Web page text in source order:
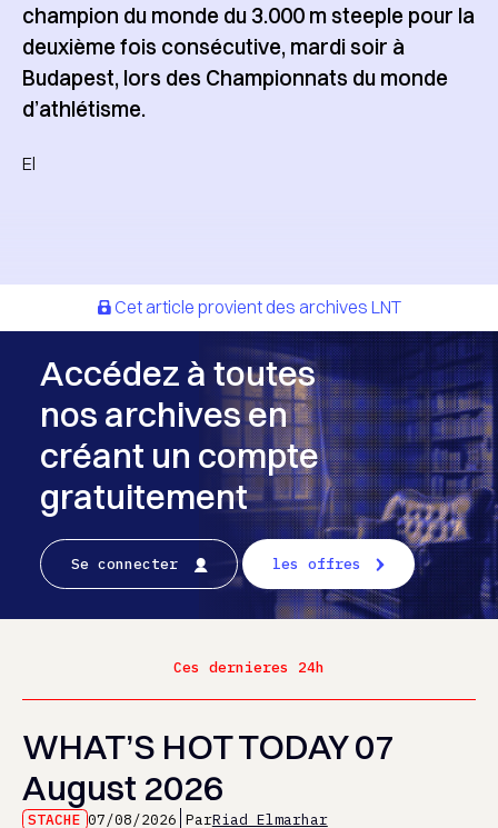
champion du monde du 3.000 m steeple pour la
deuxième fois consécutive, mardi soir à
Budapest, lors des Championnats du monde
d’athlétisme.
El
Cet article provient des archives LNT
Accédez à toutes
nos archives en
créant un compte
gratuitement
Se connecter les offres
Ces dernieres 24h
WHAT’S HOT TODAY 07
August 2026
STACHE 07/08/2026 ParRiad Elmarhar